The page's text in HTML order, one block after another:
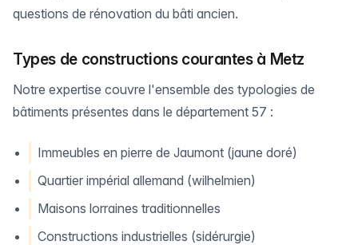
questions de rénovation du bâti ancien.
Types de constructions courantes à Metz
Notre expertise couvre l'ensemble des typologies de
bâtiments présentes dans le département 57 :
Immeubles en pierre de Jaumont (jaune doré)
Quartier impérial allemand (wilhelmien)
Maisons lorraines traditionnelles
Constructions industrielles (sidérurgie)